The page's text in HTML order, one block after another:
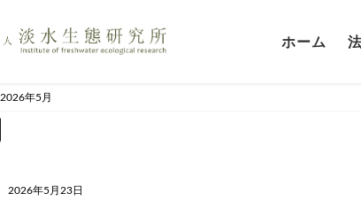
ホーム
2026年5月
2026年5月23日